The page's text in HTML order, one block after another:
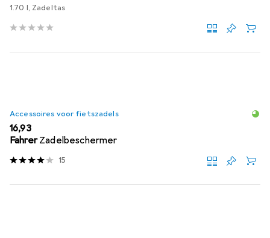
1.70 l, Zadeltas
Accessoires voor fietszadels
EUR
16,93
Fahrer Zadelbeschermer
15